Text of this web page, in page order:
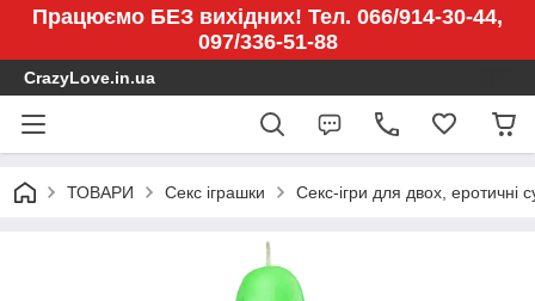
Працюємо БЕЗ вихідних! Тел. 066/914-30-44,
097/336-51-88
CrazyLove.in.ua
ТОВАРИ Секс іграшки Секс-ігри для двох, еротичні